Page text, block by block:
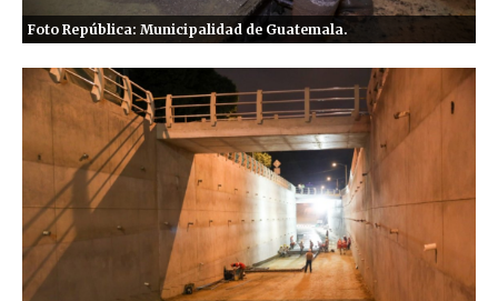
Foto República: Municipalidad de Guatemala.